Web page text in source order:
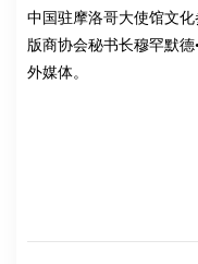
中国驻摩洛哥大使馆文
版商协会秘书长穆罕默
外媒体。